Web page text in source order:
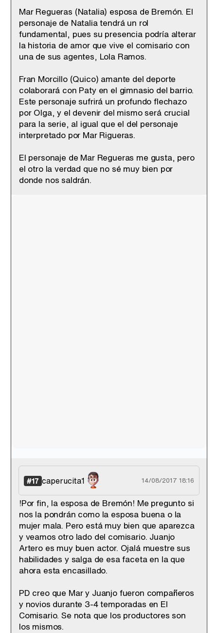
Mar Regueras (Natalia) esposa de Bremón. El
personaje de Natalia tendrá un rol
fundamental, pues su presencia podría alterar
la historia de amor que vive el comisario con
una de sus agentes, Lola Ramos.
Fran Morcillo (Quico) amante del deporte
colaborará con Paty en el gimnasio del barrio.
Este personaje sufrirá un profundo flechazo
por Olga, y el devenir del mismo será crucial
para la serie, al igual que el del personaje
interpretado por Mar Rigueras.
El personaje de Mar Regueras me gusta, pero
el otro la verdad que no sé muy bien por
donde nos saldrán.
#17 caperucita1 14/08/2017 18:16
!Por fin, la esposa de Bremón! Me pregunto si
nos la pondrán como la esposa buena o la
mujer mala. Pero está muy bien que aparezca
y veamos otro lado del comisario. Juanjo
Artero es muy buen actor. Ojalá muestre sus
habilidades y salga de esa faceta en la que
ahora esta encasillado.
PD creo que Mar y Juanjo fueron compañeros
y novios durante 3-4 temporadas en El
Comisario. Se nota que los productores son
los mismos.